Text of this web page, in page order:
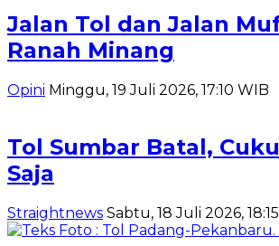
Jalan Tol dan Jalan
Ranah Minang
Opini Minggu, 19 Juli 2026, 17:10 WIB
Tol Sumbar Batal,
Saja
Straightnews Sabtu, 18 Juli 2026,